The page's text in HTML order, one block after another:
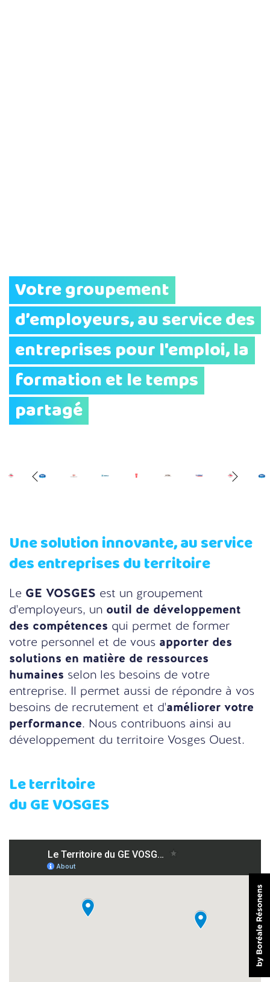
Votre groupement
d’employeurs, au service des
entreprises pour l'emploi, la
formation et le temps
partagé
Une solution innovante, au service
des entreprises du territoire
Le GE VOSGES est un groupement
d'employeurs, un outil de développement
des compétences qui permet de former
votre personnel et de vous apporter des
solutions en matière de ressources
humaines selon les besoins de votre
entreprise. Il permet aussi de répondre à vos
besoins de recrutement et d'améliorer votre
performance. Nous contribuons ainsi au
développement du territoire Vosges Ouest.
Le territoire
du GE VOSGES